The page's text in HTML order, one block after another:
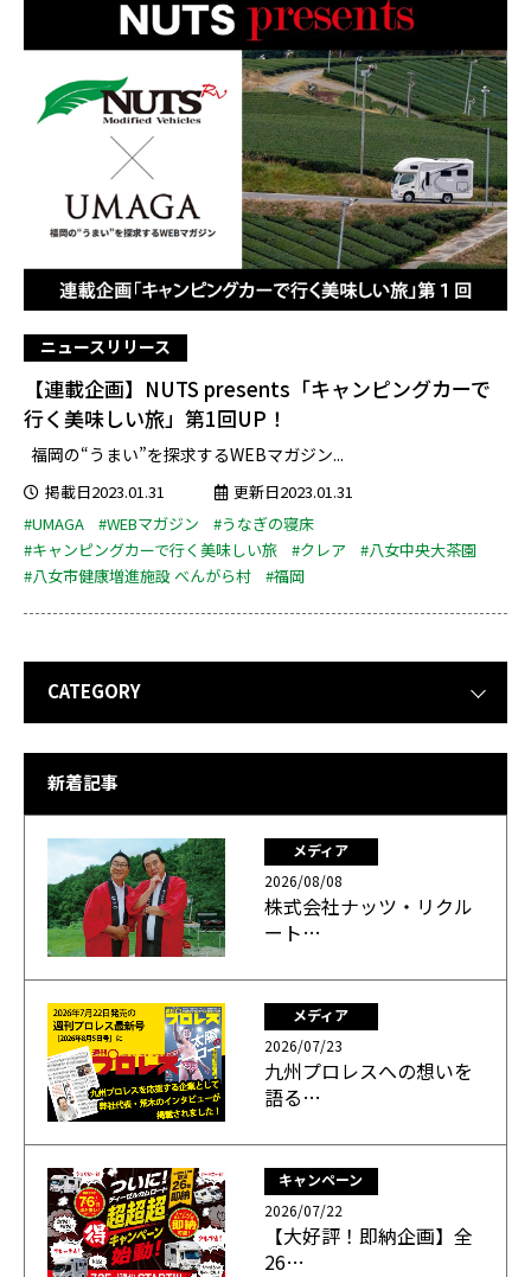
ニュースリリース
【連載企画】NUTS presents「キャンピングカーで
行く美味しい旅」第1回UP！
福岡の“うまい”を探求するWEBマガジン...
掲載日2023.01.31
更新日2023.01.31
#UMAGA
#WEBマガジン
#うなぎの寝床
#キャンピングカーで行く美味しい旅
#クレア
#八女中央大茶園
#八女市健康増進施設 べんがら村
#福岡
CATEGORY
新着記事
メディア
2026/08/08
株式会社ナッツ・リクル
ート…
メディア
2026/07/23
九州プロレスへの想いを
語る…
キャンペーン
2026/07/22
【大好評！即納企画】全
26…